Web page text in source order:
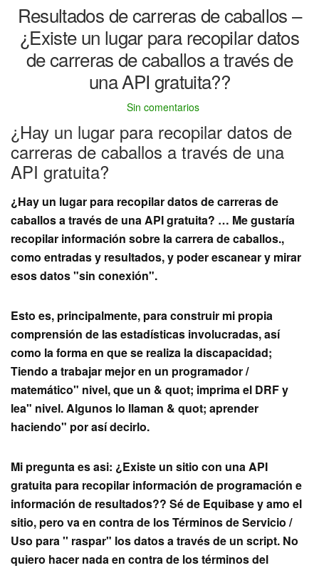
Resultados de carreras de caballos –
¿Existe un lugar para recopilar datos
de carreras de caballos a través de
una API gratuita??
Sin comentarios
¿Hay un lugar para recopilar datos de
carreras de caballos a través de una
API gratuita?
¿Hay un lugar para recopilar datos de carreras de
caballos a través de una API gratuita? … Me gustaría
recopilar información sobre la carrera de caballos.,
como entradas y resultados, y poder escanear y mirar
esos datos "sin conexión".
Esto es, principalmente, para construir mi propia
comprensión de las estadísticas involucradas, así
como la forma en que se realiza la discapacidad;
Tiendo a trabajar mejor en un programador /
matemático" nivel, que un & quot; imprima el DRF y
lea" nivel. Algunos lo llaman & quot; aprender
haciendo" por así decirlo.
Mi pregunta es asi: ¿Existe un sitio con una API
gratuita para recopilar información de programación e
información de resultados?? Sé de Equibase y amo el
sitio, pero va en contra de los Términos de Servicio /
Uso para '' raspar" los datos a través de un script. No
quiero hacer nada en contra de los términos del